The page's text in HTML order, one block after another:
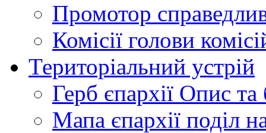
Промотор
Комісії голови
Територіальний устрій
Герб єпархії Опис та
Мапа єпархії поділ